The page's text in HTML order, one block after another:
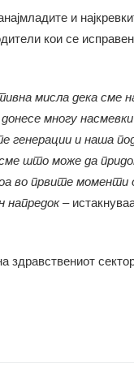
и
кои се
мисла дека сме
многу
генерации и наша
што може да
во првите моменти
напредок–
здравствениот